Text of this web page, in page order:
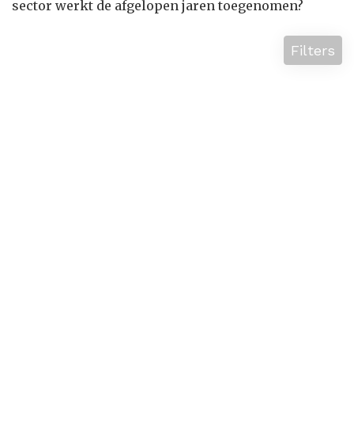
sector werkt de afgelopen jaren toegenomen?
Filters